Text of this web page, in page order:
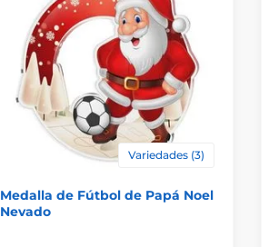
Variedades (3)
Medalla de Fútbol de Papá Noel
Nevado